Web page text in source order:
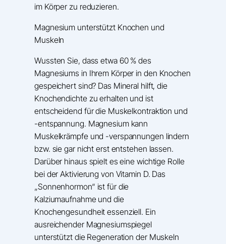
im Körper zu reduzieren.
Magnesium unterstützt Knochen und
Muskeln
Wussten Sie, dass etwa 60 % des
Magnesiums in Ihrem Körper in den Knochen
gespeichert sind? Das Mineral hilft, die
Knochendichte zu erhalten und ist
entscheidend für die Muskelkontraktion und
-entspannung. Magnesium kann
Muskelkrämpfe und -verspannungen lindern
bzw. sie gar nicht erst entstehen lassen.
Darüber hinaus spielt es eine wichtige Rolle
bei der Aktivierung von Vitamin D. Das
„Sonnenhormon“ ist für die
Kalziumaufnahme und die
Knochengesundheit essenziell. Ein
ausreichender Magnesiumspiegel
unterstützt die Regeneration der Muskeln